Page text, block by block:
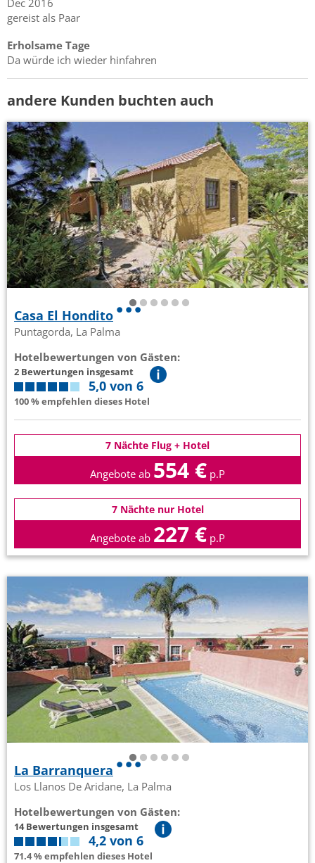
Dec 2016
gereist als Paar
Erholsame Tage
Da würde ich wieder hinfahren
andere Kunden buchten auch
Casa El Hondito
Puntagorda, La Palma
Hotelbewertungen von Gästen:
2 Bewertungen insgesamt
5,0 von 6
100 % empfehlen dieses Hotel
7 Nächte Flug + Hotel
Angebote ab 554 € p.P
7 Nächte nur Hotel
Angebote ab 227 € p.P
La Barranquera
Los Llanos De Aridane, La Palma
Hotelbewertungen von Gästen:
14 Bewertungen insgesamt
4,2 von 6
71.4 % empfehlen dieses Hotel